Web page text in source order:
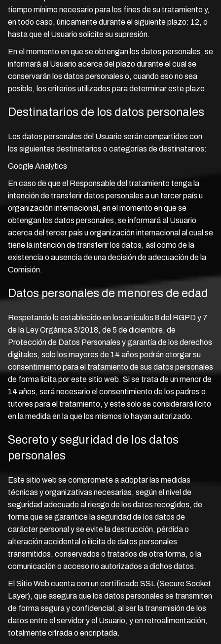
tiempo mínimo necesario para los fines de su tratamiento y,
en todo caso, únicamente durante el siguiente plazo: 12, o
hasta que el Usuario solicite su supresión.
En el momento en que se obtengan los datos personales, se
informará al Usuario acerca del plazo durante el cual se
conservarán los datos personales o, cuando eso no sea
posible, los criterios utilizados para determinar este plazo.
Destinatarios de los datos personales
Los datos personales del Usuario serán compartidos con
los siguientes destinatarios o categorías de destinatarios:
Google Analytics
En caso de que el Responsable del tratamiento tenga la
intención de transferir datos personales a un tercer país u
organización internacional, en el momento en que se
obtengan los datos personales, se informará al Usuario
acerca del tercer país u organización internacional al cual se
tiene la intención de transferir los datos, así como de la
existencia o ausencia de una decisión de adecuación de la
Comisión.
Datos personales de menores de edad
Respetando lo establecido en los artículos 8 del RGPD y 7
de la Ley Orgánica 3/2018, de 5 de diciembre, de
Protección de Datos Personales y garantía de los derechos
digitales, solo los mayores de 14 años podrán otorgar su
consentimiento para el tratamiento de sus datos personales
de forma lícita por este sitio web. Si se trata de un menor de
14 años, será necesario el consentimiento de los padres o
tutores para el tratamiento, y este solo se considerará lícito
en la medida en la que los mismos lo hayan autorizado.
Secreto y seguridad de los datos
personales
Este sitio web se compromete a adoptar las medidas
técnicas y organizativas necesarias, según el nivel de
seguridad adecuado al riesgo de los datos recogidos, de
forma que se garantice la seguridad de los datos de
carácter personal y se evite la destrucción, pérdida o
alteración accidental o ilícita de datos personales
transmitidos, conservados o tratados de otra forma, o la
comunicación o acceso no autorizados a dichos datos.
El Sitio Web cuenta con un certificado SSL (Secure Socket
Layer), que asegura que los datos personales se transmiten
de forma segura y confidencial, al ser la transmisión de los
datos entre el servidor y el Usuario, y en retroalimentación,
totalmente cifrada o encriptada.